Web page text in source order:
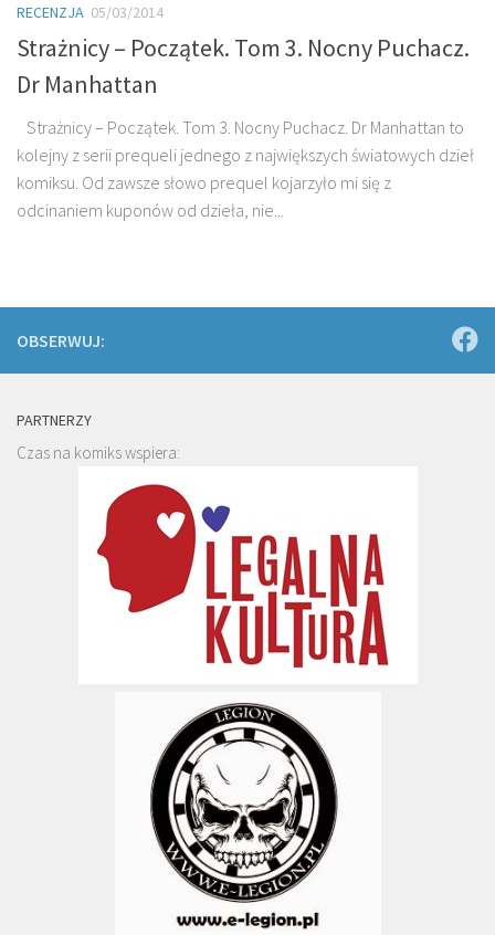
RECENZJA 05/03/2014
Strażnicy – Początek. Tom 3. Nocny Puchacz.
Dr Manhattan
Strażnicy – Początek. Tom 3. Nocny Puchacz. Dr Manhattan to
kolejny z serii prequeli jednego z największych światowych dzieł
komiksu. Od zawsze słowo prequel kojarzyło mi się z
odcinaniem kuponów od dzieła, nie...
OBSERWUJ:
PARTNERZY
Czas na komiks wspiera: